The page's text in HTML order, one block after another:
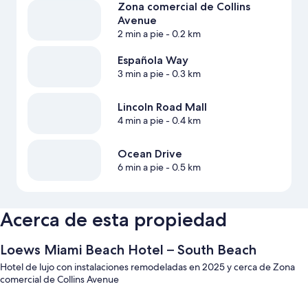
Zona comercial de Collins
Avenue
2 min a pie- 0.2 km
Española Way
3 min a pie- 0.3 km
Lincoln Road Mall
4 min a pie- 0.4 km
Ocean Drive
6 min a pie- 0.5 km
Acerca de esta propiedad
Loews Miami Beach Hotel – South Beach
Hotel de lujo con instalaciones remodeladas en 2025 y cerca de Zona
comercial de Collins Avenue